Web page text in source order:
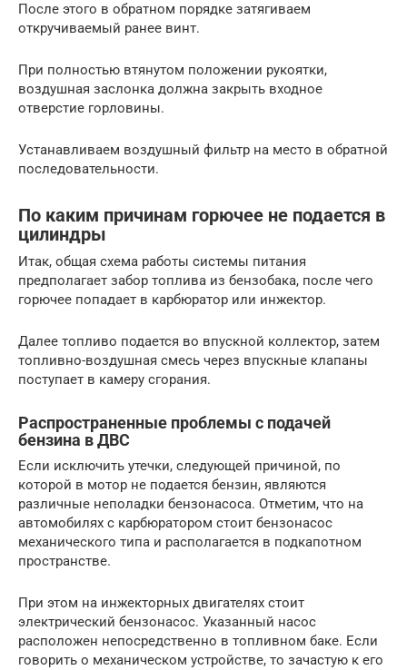
После этого в обратном порядке затягиваем
откручиваемый ранее винт.
При полностью втянутом положении рукоятки,
воздушная заслонка должна закрыть входное
отверстие горловины.
Устанавливаем воздушный фильтр на место в обратной
последовательности.
По каким причинам горючее не подается в
цилиндры
Итак, общая схема работы системы питания
предполагает забор топлива из бензобака, после чего
горючее попадает в карбюратор или инжектор.
Далее топливо подается во впускной коллектор, затем
топливно-воздушная смесь через впускные клапаны
поступает в камеру сгорания.
Распространенные проблемы с подачей
бензина в ДВС
Если исключить утечки, следующей причиной, по
которой в мотор не подается бензин, являются
различные неполадки бензонасоса. Отметим, что на
автомобилях с карбюратором стоит бензонасос
механического типа и располагается в подкапотном
пространстве.
При этом на инжекторных двигателях стоит
электрический бензонасос. Указанный насос
расположен непосредственно в топливном баке. Если
говорить о механическом устройстве, то зачастую к его